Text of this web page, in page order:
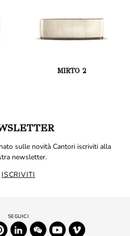
MIRTO 2
sulle novità Cantori iscriviti alla
newsletter.
ISCRIVITI